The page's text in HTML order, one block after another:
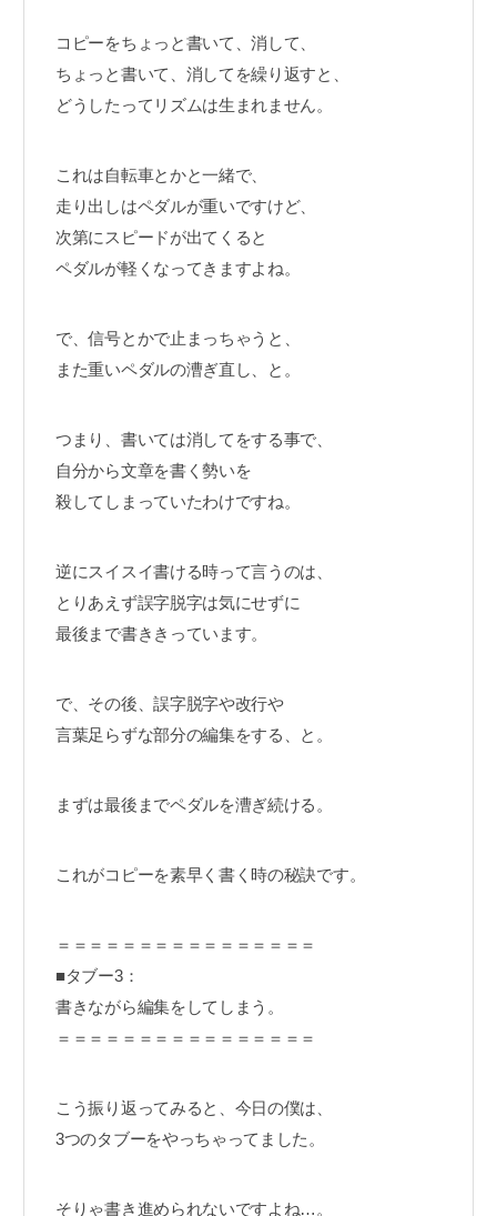
コピーをちょっと書いて、消して、
ちょっと書いて、消してを繰り返すと、
どうしたってリズムは生まれません。
これは自転車とかと一緒で、
走り出しはペダルが重いですけど、
次第にスピードが出てくると
ペダルが軽くなってきますよね。
で、信号とかで止まっちゃうと、
また重いペダルの漕ぎ直し、と。
つまり、書いては消してをする事で、
自分から文章を書く勢いを
殺してしまっていたわけですね。
逆にスイスイ書ける時って言うのは、
とりあえず誤字脱字は気にせずに
最後まで書ききっています。
で、その後、誤字脱字や改行や
言葉足らずな部分の編集をする、と。
まずは最後までペダルを漕ぎ続ける。
これがコピーを素早く書く時の秘訣です。
＝＝＝＝＝＝＝＝＝＝＝＝＝＝＝＝
■タブー3：
書きながら編集をしてしまう。
＝＝＝＝＝＝＝＝＝＝＝＝＝＝＝＝
こう振り返ってみると、今日の僕は、
3つのタブーをやっちゃってました。
そりゃ書き進められないですよね…。